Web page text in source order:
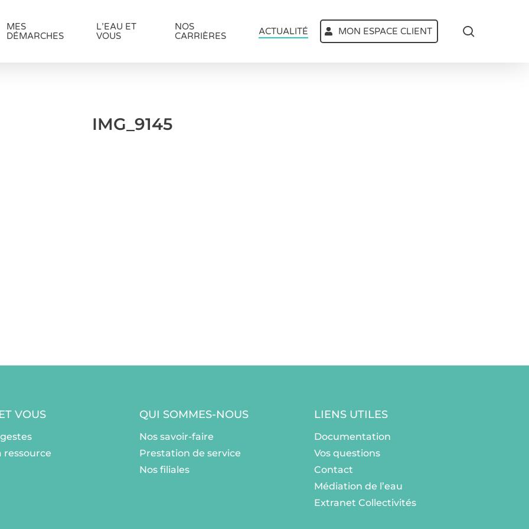
MES
DÉMARCHES
L’EAU ET
VOUS
NOS
CARRIÈRES
ACTUALITÉ MON ESPACE CLIENT
IMG_9145
VOUS
ressource
QUI SOMMES-NOUS
Nos savoir-faire
Prestation de service
Nos filiales
LIENS UTILES
Documentation
Vos questions
Contact
Médiation de l’eau
Extranet Collectivités